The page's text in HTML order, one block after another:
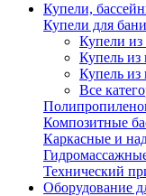
Купели,
Купели для бани
Купели
Купель из
Купель из
Все
Композитные
Каркасные и
Технический
Оборудование